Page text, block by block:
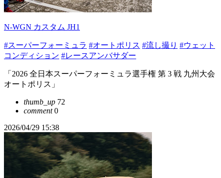
N-WGN カスタム JH1
#スーパーフォーミュラ #オートポリス #流し撮り #ウェット
コンディション #レースアンバサダー
「2026 全日本スーパーフォーミュラ選手権 第 3 戦 九州大会
オートポリス」
thumb_up 72
comment0
2026/04/29 15:38